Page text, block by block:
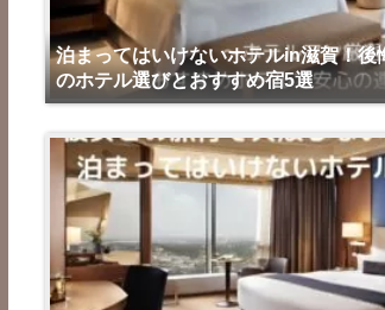
泊まってはいけないホテルin滋賀！後
のホテル選びとおすすめ宿5選